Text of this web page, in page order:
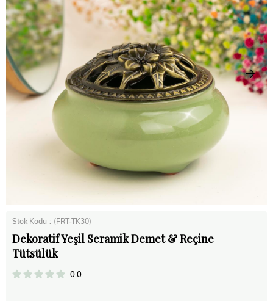
Stok Kodu (FRT-TK30)
Dekoratif Yeşil Seramik Demet & Reçine
Tütsülük
0.0